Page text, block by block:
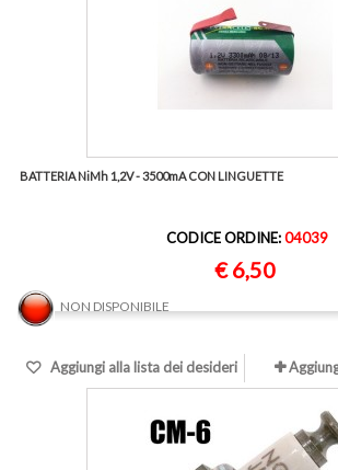
BATTERIA NiMh 1,2V - 3500mA CON LINGUETTE
CODICE ORDINE:04039
€ 6,50
NON DISPONIBILE
Aggiungi alla lista dei desideri